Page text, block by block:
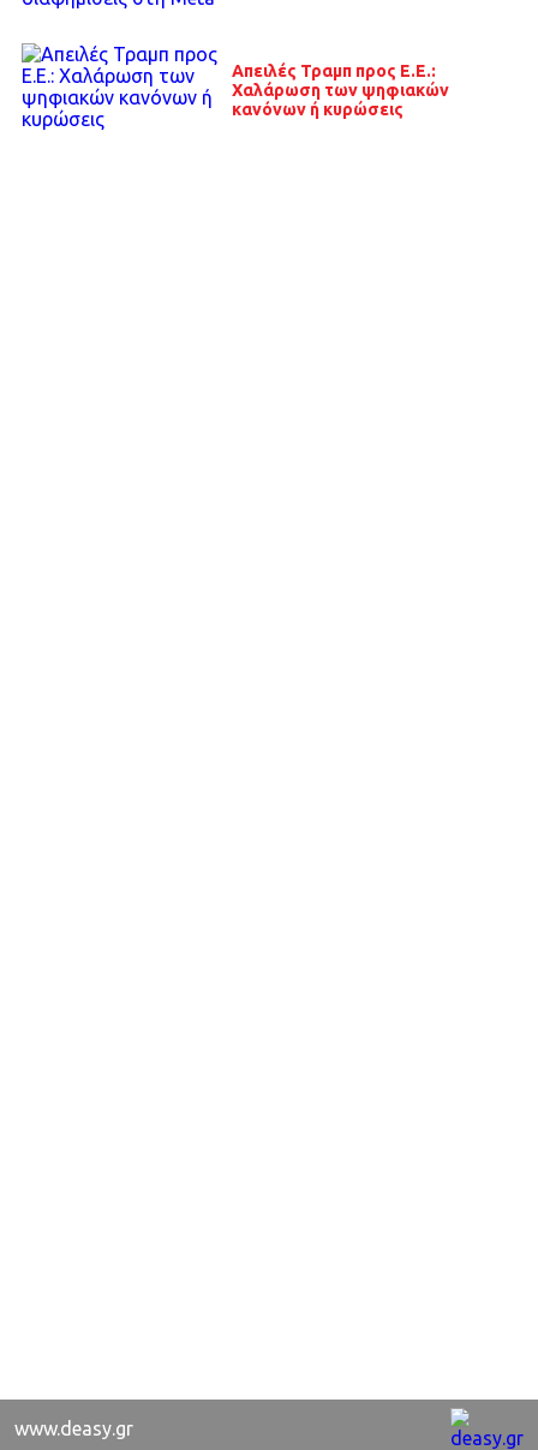
Απειλές Τραμπ προς Ε.Ε.:
Χαλάρωση των ψηφιακών
κανόνων ή κυρώσεις
www.deasy.gr